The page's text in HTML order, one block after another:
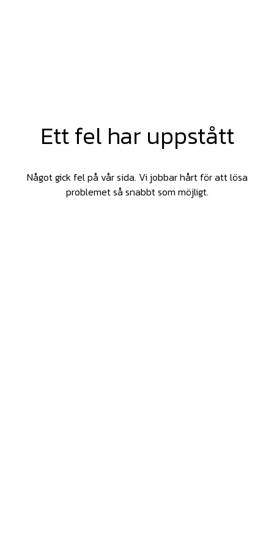
Ett fel har uppstått
Något gick fel på vår sida. Vi jobbar hårt för att lösa
problemet så snabbt som möjligt.